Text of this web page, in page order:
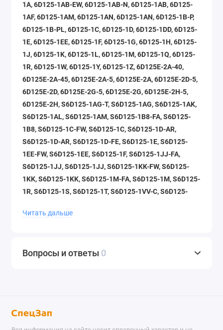
1A, 6D125-1AB-EW, 6D125-1AB-N, 6D125-1AB, 6D125-
1AF, 6D125-1AM, 6D125-1AN, 6D125-1AN, 6D125-1B-P,
6D125-1B-PL, 6D125-1C, 6D125-1D, 6D125-1DD, 6D125-
1E, 6D125-1EE, 6D125-1F, 6D125-1G, 6D125-1H, 6D125-
1J, 6D125-1K, 6D125-1L, 6D125-1M, 6D125-1Q, 6D125-
1R, 6D125-1W, 6D125-1Y, 6D125-1Z, 6D125E-2A-40,
6D125E-2A-45, 6D125E-2A-5, 6D125E-2A, 6D125E-2D-5,
6D125E-2D, 6D125E-2G-5, 6D125E-2G, 6D125E-2H-5,
6D125E-2H, S6D125-1AG-T, S6D125-1AG, S6D125-1AK,
S6D125-1AL, S6D125-1AM, S6D125-1B8-FA, S6D125-
1B8, S6D125-1C-FW, S6D125-1C, S6D125-1D-AR,
S6D125-1D-AR, S6D125-1D-FE, S6D125-1E, S6D125-
1EE-FW, S6D125-1EE, S6D125-1F, S6D125-1JJ-FA,
S6D125-1JJ, S6D125-1JJ, S6D125-1KK-FW, S6D125-
1KK, S6D125-1KK, S6D125-1M-FA, S6D125-1M, S6D125-
1R, S6D125-1S, S6D125-1T, S6D125-1VV-C, S6D125-
S6D125-1XX, S6D125-1Z, S6D125-1Z, S6D125E-2A-6,
S6D125E-2H, S6D125E-2J-6, S6D125E-2J, S6D125E-2L-
SA6D125E-2C-TA, SA6D125E-2G, SA6D125E-2GD-W7
Читать дальше
Вопросы и ответы 0